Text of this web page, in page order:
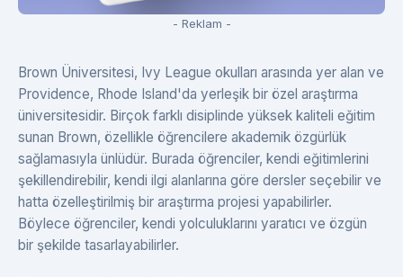
- Reklam -
Brown Üniversitesi, Ivy League okulları arasında yer alan ve
Providence, Rhode Island'da yerleşik bir özel araştırma
üniversitesidir. Birçok farklı disiplinde yüksek kaliteli eğitim
sunan Brown, özellikle öğrencilere akademik özgürlük
sağlamasıyla ünlüdür. Burada öğrenciler, kendi eğitimlerini
şekillendirebilir, kendi ilgi alanlarına göre dersler seçebilir ve
hatta özelleştirilmiş bir araştırma projesi yapabilirler.
Böylece öğrenciler, kendi yolculuklarını yaratıcı ve özgün
bir şekilde tasarlayabilirler.